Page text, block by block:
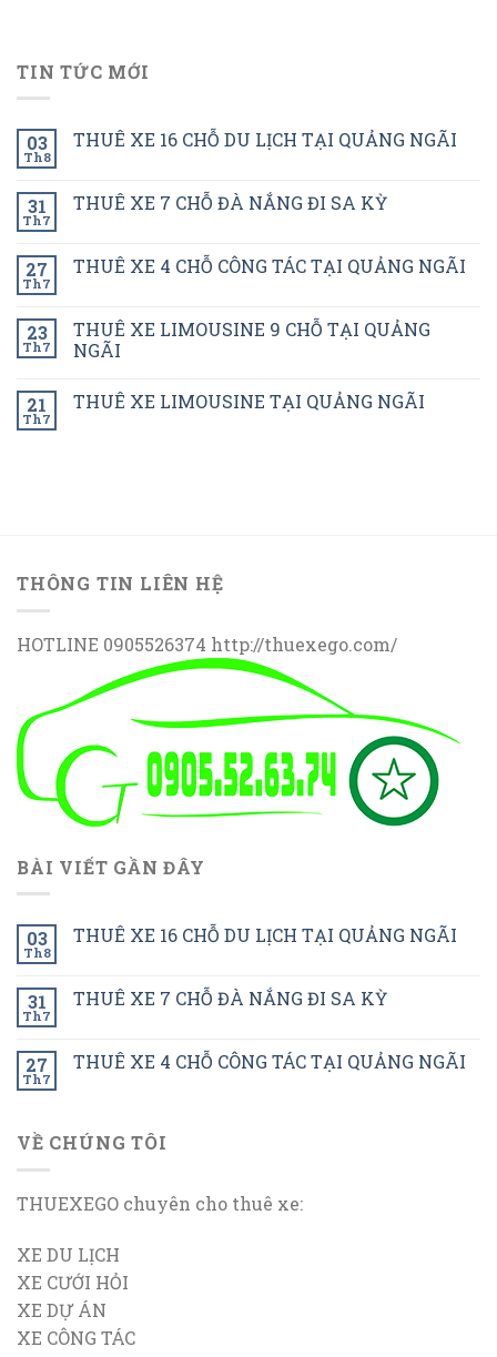
TIN TỨC MỚI
03
Th8
THUÊ XE 16 CHỖ DU LỊCH TẠI QUẢNG NGÃI
31
Th7
THUÊ XE 7 CHỖ ĐÀ NẮNG ĐI SA KỲ
27
Th7
THUÊ XE 4 CHỖ CÔNG TÁC TẠI QUẢNG NGÃI
23
Th7
THUÊ XE LIMOUSINE 9 CHỖ TẠI QUẢNG
NGÃI
21
Th7
THUÊ XE LIMOUSINE TẠI QUẢNG NGÃI
THÔNG TIN LIÊN HỆ
HOTLINE 0905526374 http://thuexego.com/
BÀI VIẾT GẦN ĐÂY
03
Th8
THUÊ XE 16 CHỖ DU LỊCH TẠI QUẢNG NGÃI
31
Th7
THUÊ XE 7 CHỖ ĐÀ NẮNG ĐI SA KỲ
27
Th7
THUÊ XE 4 CHỖ CÔNG TÁC TẠI QUẢNG NGÃI
VỀ CHÚNG TÔI
THUEXEGO chuyên cho thuê xe:
XE DU LỊCH
XE CƯỚI HỎI
XE DỰ ÁN
XE CÔNG TÁC